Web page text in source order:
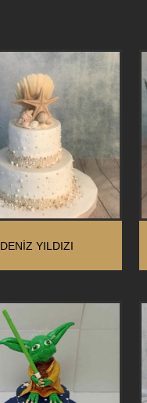
DENIZ YILDIZI